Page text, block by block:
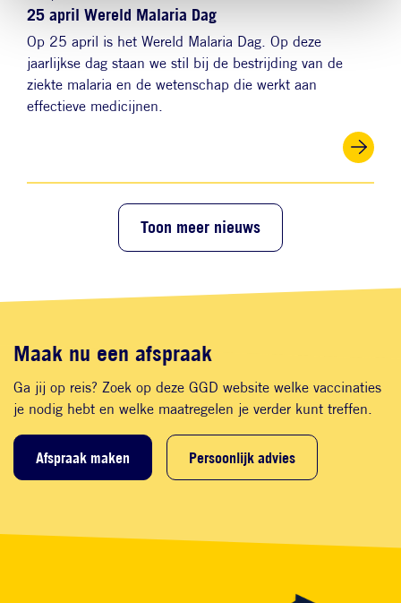
25 april Wereld Malaria Dag
Op 25 april is het Wereld Malaria Dag. Op deze
jaarlijkse dag staan we stil bij de bestrijding van de
ziekte malaria en de wetenschap die werkt aan
effectieve medicijnen.
Toon meer nieuws
Maak nu een afspraak
Ga jij op reis? Zoek op deze GGD website welke vaccinaties
je nodig hebt en welke maatregelen je verder kunt treffen.
Afspraak maken Persoonlijk advies